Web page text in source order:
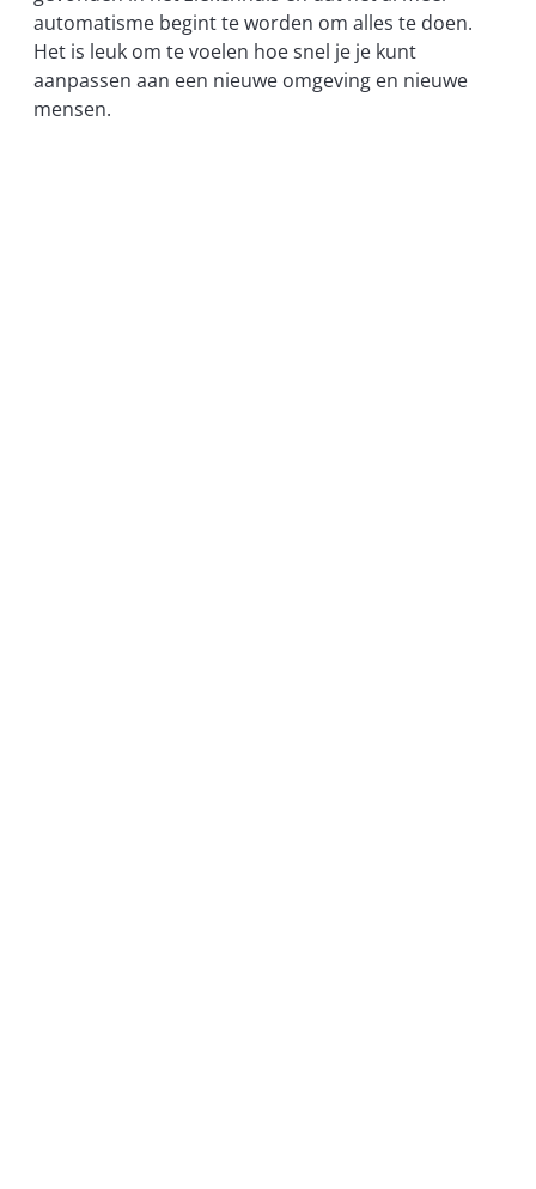
automatisme begint te worden om alles te doen.
Het is leuk om te voelen hoe snel je je kunt
aanpassen aan een nieuwe omgeving en nieuwe
mensen.